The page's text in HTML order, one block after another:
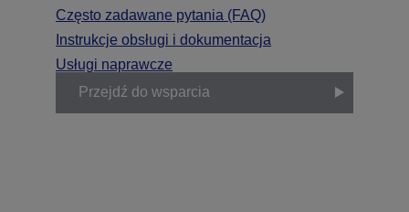
Często zadawane pytania (FAQ)
Instrukcje obsługi i dokumentacja
Usługi naprawcze
Przejdź do wsparcia